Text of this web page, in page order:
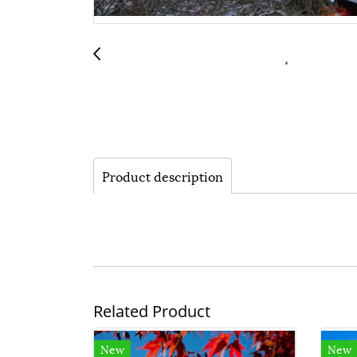
Product description
Related Product
New New